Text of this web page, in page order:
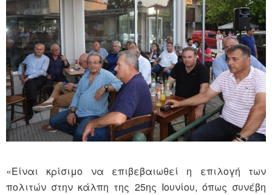
«Είναι κρίσιμο να επιβεβαιωθεί η επιλογή των
πολιτών στην κάλπη της 25ης Ιουνίου, όπως συνέβη